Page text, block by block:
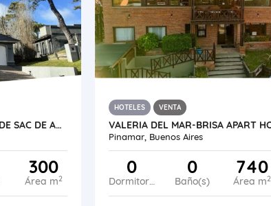
PINAMAR , CASA PREMIUM EN CUL DE SAC DE ALAMOS CON PISCINA
300
Área m2
HOTELES VENTA
Pinamar, Buenos Aires
0
Dormitorios
0
Baño(s)
740
Área m2